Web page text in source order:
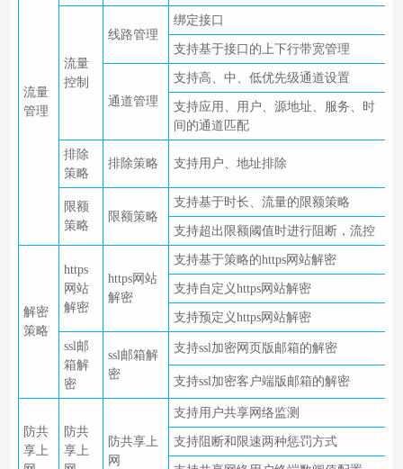
流量
管理
流量
控制
线路管理
绑定接口
支持基于接口的上下行带宽管理
通道管理
支持高、中、低优先级通道设置
支持应用、用户、源地址、服务、时
间的通道匹配
排除
策略
排除策略 支持用户、地址排除
限额
策略
限额策略
支持基于时长、流量的限额策略
支持超出限额阈值时进行阻断，流控
解密
策略
https
网站
解密
https网站
解密
支持基于策略的https网站解密
支持自定义https网站解密
支持预定义https网站解密
ssl邮
箱解
密
ssl邮箱解
密
支持ssl加密网页版邮箱的解密
支持ssl加密客户端版邮箱的解密
防共
享上
防共
享上
防共享上
网
支持用户共享网络监测
支持阻断和限速两种惩罚方式